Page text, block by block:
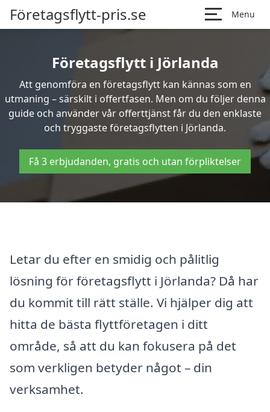
Företagsflytt-pris.se Menu
Företagsflytt i Jörlanda
Att genomföra en företagsflytt kan kännas som en
utmaning – särskilt i offertfasen. Men om du följer denna
guide och använder vår offerttjänst får du den enklaste
och tryggaste företagsflytten i Jörlanda.
Få 3 erbjudanden, gratis och utan förpliktelser
Letar du efter en smidig och pålitlig
lösning för företagsflytt i Jörlanda? Då har
du kommit till rätt ställe. Vi hjälper dig att
hitta de bästa flyttföretagen i ditt
område, så att du kan fokusera på det
som verkligen betyder något – din
verksamhet.